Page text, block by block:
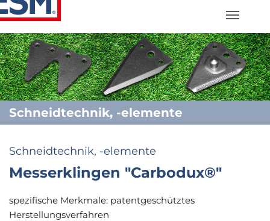
Schneidtechnik, -elemente
Previous
Schneidtechnik, -elemente
Messerklingen "Carbodux®"
spezifische Merkmale: patentgeschütztes
Herstellungsverfahren